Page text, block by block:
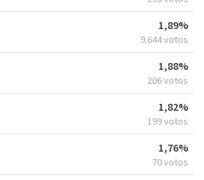
1,89%
9.644 votos
1,88%
206 votos
1,82%
199 votos
1,76%
70 votos